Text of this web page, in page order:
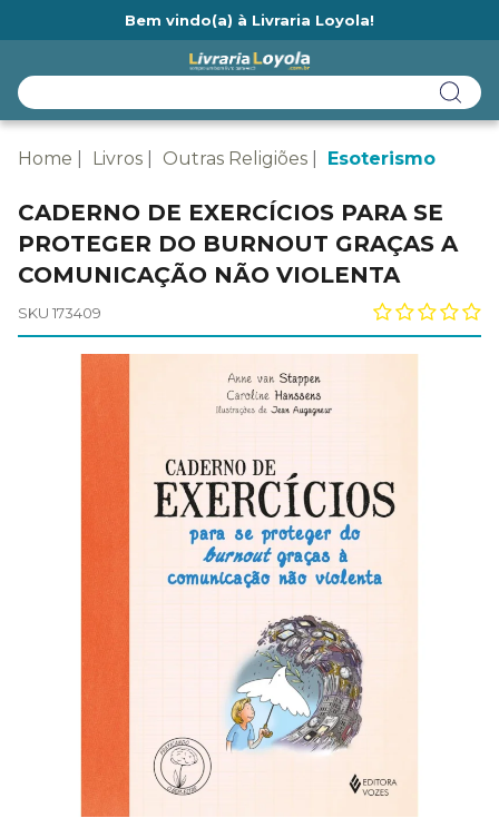
Bem vindo(a) à Livraria Loyola!
Home Livros Outras Religiões Esoterismo
CADERNO DE EXERCÍCIOS PARA SE
PROTEGER DO BURNOUT GRAÇAS A
COMUNICAÇÃO NÃO VIOLENTA
SKU 173409